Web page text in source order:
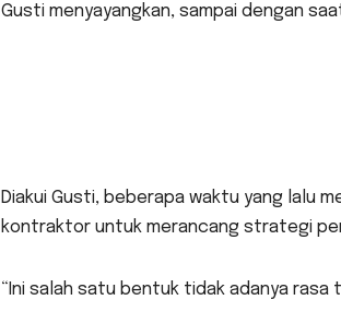
Gusti menyayangkan, sampai dengan
Diakui Gusti, beberapa waktu yang lalu
kontraktor untuk merancang strategi
“Ini salah satu bentuk tidak adanya rasa